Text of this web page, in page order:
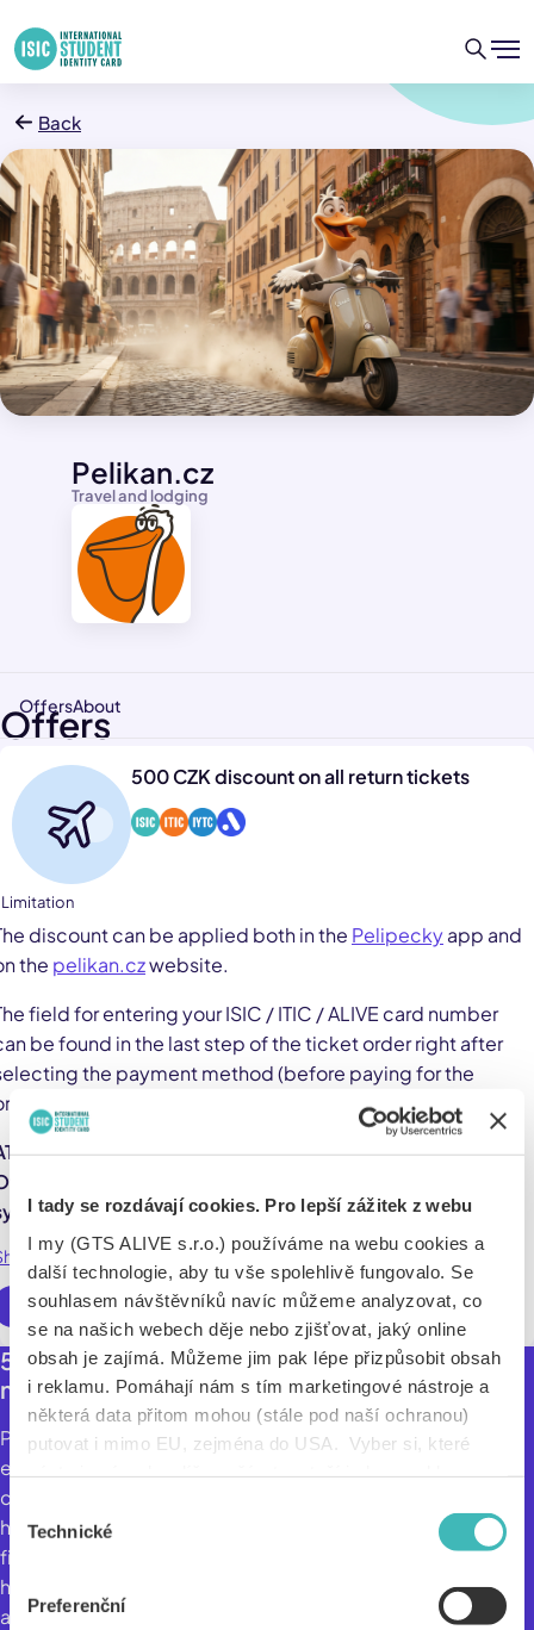
I tady se rozdávají cookies. Pro lepší zážitek z webu
I my (GTS ALIVE s.r.o.) používáme na webu cookies a
další technologie, aby tu vše spolehlivě fungovalo. Se
souhlasem návštěvníků navíc můžeme analyzovat, co
se na našich webech děje nebo zjišťovat, jaký online
obsah je zajímá. Můžeme jim pak lépe přizpůsobit obsah
i reklamu. Pomáhají nám s tím marketingové nástroje a
některá data přitom mohou (stále pod naší ochranou)
putovat i mimo EU, zejména do USA. Vyber si, které
v sekci „Detaily“. Svoji volbu můžeš kdykoliv změnit v
„Nastavení cookies“ (ikonka v zápatí webu). Vše o tom,
Výběr
souhlasu
Technické
Preferenční
Back
Travel and lodging
Pelikan.cz
OffersAbout
Offers
500 CZK discount on all return tickets
Limitation
discount can be applied both in the Pelipeckyapp and
the pelikan.czwebsite.
field for entering your ISIC / ITIC / ALIVE card number
be found in the last step of the ticket order right after
the payment method (before paying for the
The cardholder must also be a passenger.
the discount will not be granted by the
more
Use online
500 CZK discount on all return tickets with no
minimum purchase value limit.
Pelikan is one of the largest flight and holiday search
engines in the Czech Republic. On Pelikán's website you
can find airline tickets from more than 800 airlines, and it
helps more than 400 thousand travellers in six countries
find airline tickets every year. It also offers complete
holiday packages from Czech, Austrian and German travel
agencies, as well as revolutionary travel products such as